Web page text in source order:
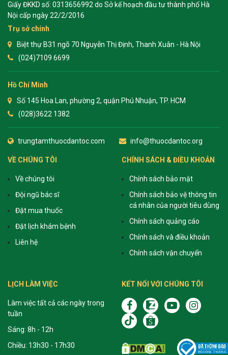
Giấy ĐKKD số: 0313656992 do Sở kế hoạch đầu tư thành phố Hà
Nội cấp ngày 22/2/2016
Trụ sở chính
Biệt thự B31 ngõ 70 Nguyễn Thị Định, Thanh Xuân - Hà Nội
(024)7109 6699
Hồ Chí Minh
Số 145 Hoa Lan, phường 2, quận Phú Nhuận, TP. HCM
(028)3622 1382
trungtamthuocdantoc.com info@thuocdantoc.org
VỀ CHÚNG TÔI
Về chúng tôi
Đội ngũ bác sĩ
Đặt mua thuốc
Đặt lịch khám bệnh
Liên hệ
CHÍNH SÁCH & ĐIỀU KHOẢN
Chính sách bảo mật
Chính sách bảo vệ thông tin
cá nhân của người tiêu dùng
Chính sách quảng cáo
Chính sách và điều khoản
Chính sách vận chuyển
LỊCH LÀM VIỆC
Làm việc tất cả các ngày trong
tuần
Sáng: 8h - 12h
Chiều: 13h30 - 17h30
KẾT NỐI VỚI CHÚNG TÔI